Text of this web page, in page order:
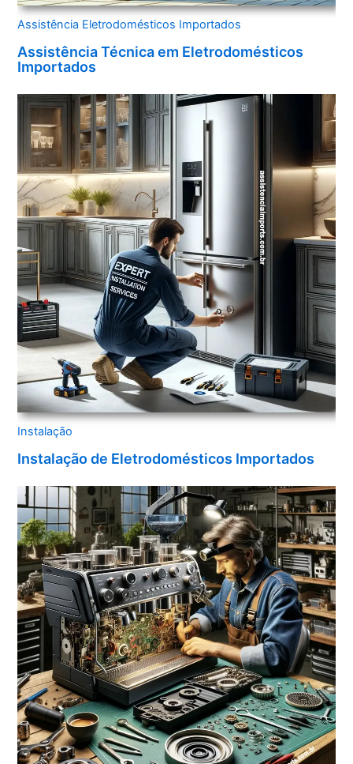
Assistência Eletrodomésticos Importados
Assistência Técnica em Eletrodomésticos
Importados
Instalação
Instalação de Eletrodomésticos Importados